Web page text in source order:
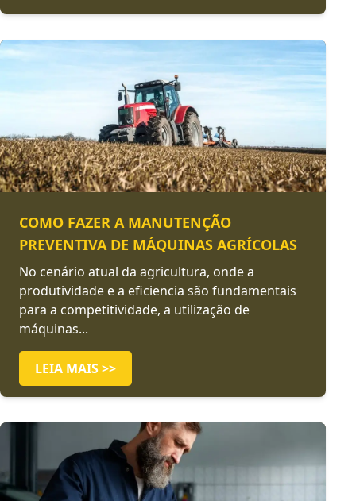
COMO FAZER A MANUTENÇÃO
PREVENTIVA DE MÁQUINAS AGRÍCOLAS
No cenário atual da agricultura, onde a
produtividade e a eficiencia são fundamentais
para a competitividade, a utilização de
máquinas...
LEIA MAIS >>